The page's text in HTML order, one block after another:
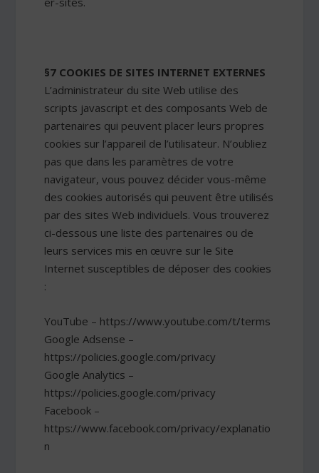
§7 COOKIES DE SITES INTERNET EXTERNES
L’administrateur du site Web utilise des
scripts javascript et des composants Web de
partenaires qui peuvent placer leurs propres
cookies sur l’appareil de l’utilisateur. N’oubliez
pas que dans les paramètres de votre
navigateur, vous pouvez décider vous-même
des cookies autorisés qui peuvent être utilisés
par des sites Web individuels. Vous trouverez
ci-dessous une liste des partenaires ou de
leurs services mis en œuvre sur le Site
Internet susceptibles de déposer des cookies
:
YouTube – https://www.youtube.com/t/terms
Google Adsense –
https://policies.google.com/privacy
Google Analytics –
https://policies.google.com/privacy
Facebook –
https://www.facebook.com/privacy/explanatio
n